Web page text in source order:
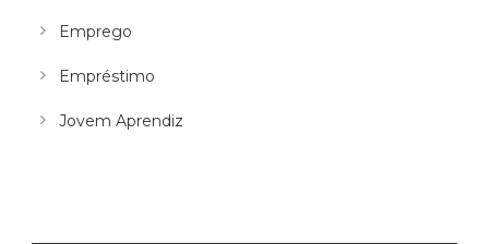
Emprego
Empréstimo
Jovem Aprendiz